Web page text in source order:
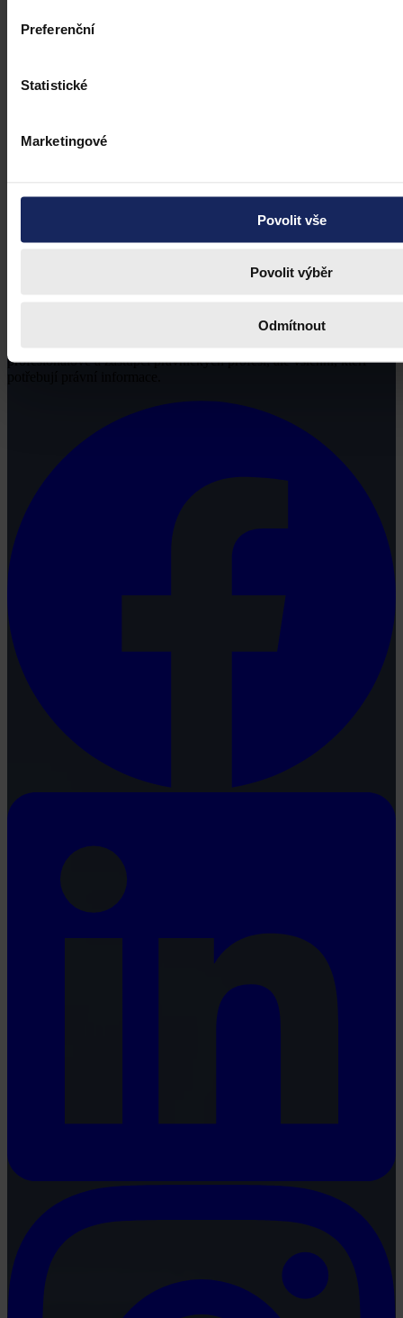
Preferenční
Statistické
Marketingové
Povolit vše
Povolit výběr
Odmítnout
profesionálové a zástupci právnických profesí, ale všichni, kteří